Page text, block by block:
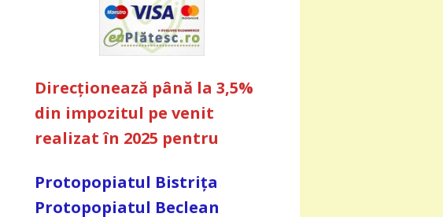
Direcționează până la 3,5%
din impozitul pe venit
realizat în 2025 pentru
Protopopiatul Bistrița
Protopopiatul Beclean